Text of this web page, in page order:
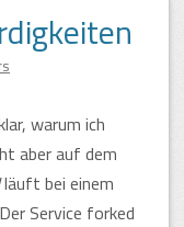
warum ich
aber auf dem
läuft bei einem
Service forked